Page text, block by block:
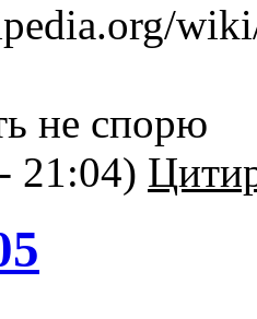
не спорю
21:04)